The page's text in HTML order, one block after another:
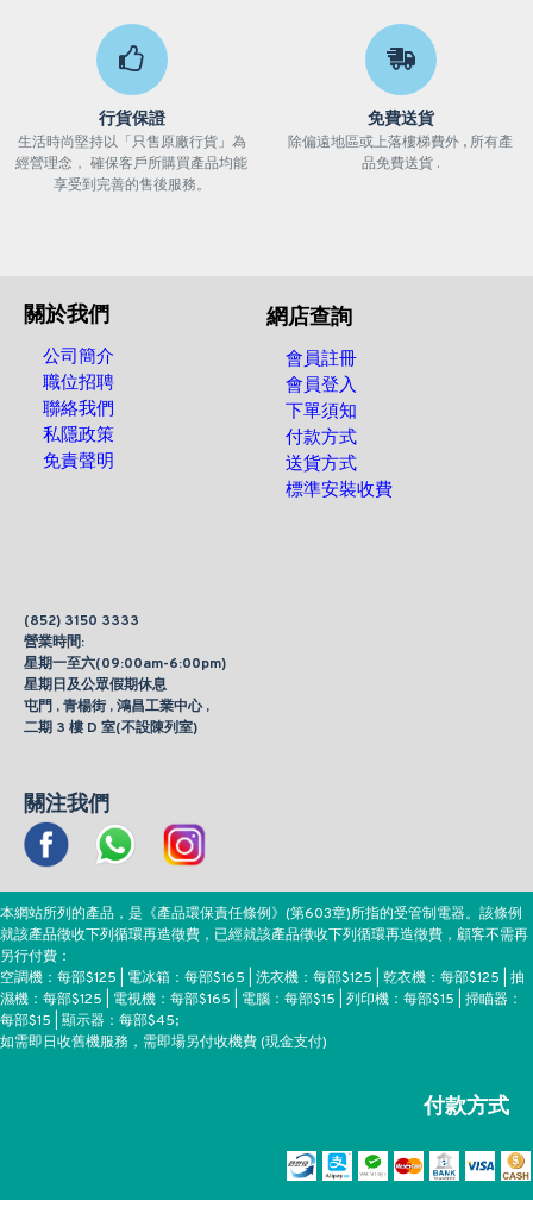
行貨保證
生活時尚堅持以「只售原廠行貨」為
經營理念， 確保客戶所購買產品均能
享受到完善的售後服務。
免費送貨
除偏遠地區或上落樓梯費外 , 所有產
品免費送貨 .
關於我們
公司簡介
職位招聘
聯絡我們
私隱政策
免責聲明
網店查詢
會員註冊
會員登入
下單須知
付款方式
送貨方式
標準安裝收費
(852) 3150 3333
營業時間:
星期一至六(09:00am-6:00pm)
星期日及公眾假期休息
屯門 , 青楊街 , 鴻昌工業中心 ,
二期 3 樓 D 室(不設陳列室)
關注我們
本網站所列的產品，是《產品環保責任條例》(第603章)所指的受管制電器。該條例
就該產品徵收下列循環再造徵費，已經就該產品徵收下列循環再造徵費，顧客不需再
另行付費：
空調機：每部$125 | 電冰箱：每部$165 | 洗衣機：每部$125 | 乾衣機：每部$125 | 抽
濕機：每部$125 | 電視機：每部$165 | 電腦：每部$15 | 列印機：每部$15 | 掃瞄器：
每部$15 | 顯示器：每部$45;
如需即日收舊機服務，需即場另付收機費 (現金支付)
付款方式